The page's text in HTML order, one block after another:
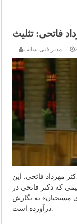
فاتحی: تثلیث
مدیر فنی سایت
مهرداد فاتحی. این
که دکتر فاتحی در
مسیحیان» به نگارش